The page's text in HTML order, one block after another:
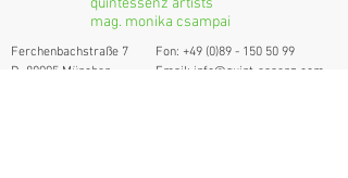
quintessenz artists
mag. monika csampai
Ferchenbachstraße 7
D- 80995 München
Fon: +49 (0)89 - 150 50 99
Email: info@quint-essenz.com